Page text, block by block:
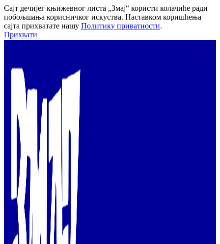
Сајт дечијег књижевног листа „Змај“ користи колачиће ради
побољшања корисничког искуства. Наставком коришћења
сајта прихватате нашу Политику приватности.
Прихвати